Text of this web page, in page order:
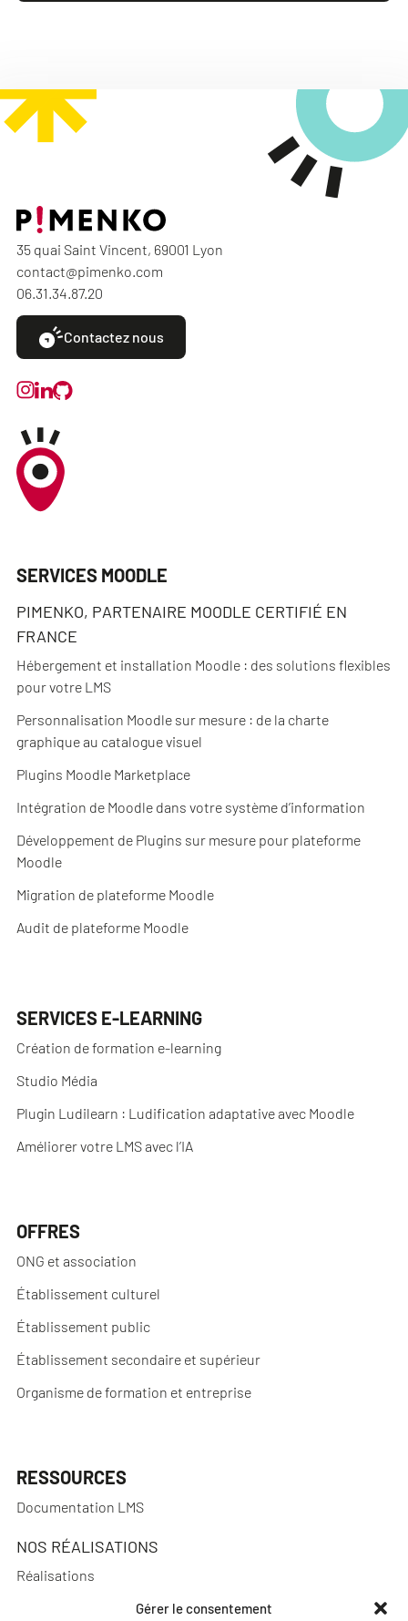
Gérer le consentement
35 quai Saint Vincent, 69001 Lyon
contact@pimenko.com
06.31.34.87.20
Contactez nous
SERVICES MOODLE
PIMENKO, PARTENAIRE MOODLE CERTIFIÉ EN
FRANCE
Hébergement et installation Moodle : des solutions flexibles
pour votre LMS
Personnalisation Moodle sur mesure : de la charte
graphique au catalogue visuel
Plugins Moodle Marketplace
Intégration de Moodle dans votre système d’information
Développement de Plugins sur mesure pour plateforme
Moodle
Migration de plateforme Moodle
Audit de plateforme Moodle
SERVICES E-LEARNING
Création de formation e-learning
Studio Média
Plugin Ludilearn : Ludification adaptative avec Moodle
Améliorer votre LMS avec l’IA
OFFRES
ONG et association
Établissement culturel
Établissement public
Établissement secondaire et supérieur
Organisme de formation et entreprise
RESSOURCES
Documentation LMS
NOS RÉALISATIONS
Réalisations